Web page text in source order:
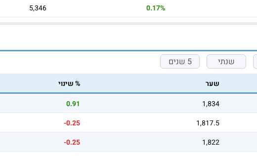
0.17%
5,346
שנתי 5 שנים
שער
% שינוי
1,834
0.91
1,817.5
-0.25
1,822
-0.25